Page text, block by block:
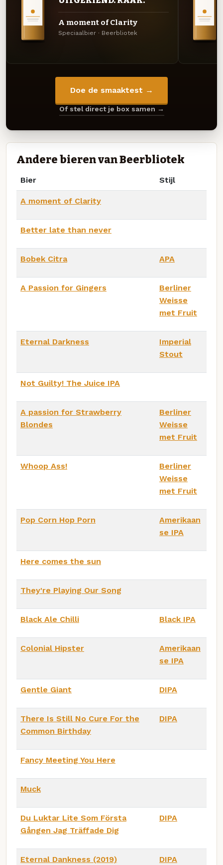
A moment of Clarity
Speciaalbier · Beerbliotek
Doe de smaaktest →
Of stel direct je box samen →
Andere bieren van Beerbliotek
Bier Stijl
A moment of Clarity
Better late than never
Bobek Citra APA
A Passion for Gingers
Berliner
Weisse
met Fruit
Eternal Darkness
Imperial
Stout
Not Guilty! The Juice IPA
A passion for Strawberry
Blondes
Berliner
Weisse
met Fruit
Whoop Ass!
Berliner
Weisse
met Fruit
Pop Corn Hop Porn
Amerikaan
se IPA
Here comes the sun
They're Playing Our Song
Black Ale Chilli Black IPA
Colonial Hipster
Amerikaan
se IPA
Gentle Giant DIPA
There Is Still No Cure For the
Common Birthday
DIPA
Fancy Meeting You Here
Muck
Du Luktar Lite Som Första
Gången Jag Träffade Dig
DIPA
Eternal Dankness (2019) DIPA